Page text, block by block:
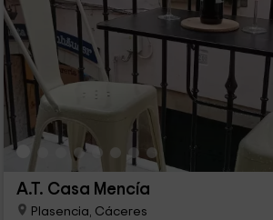
A.T. Casa Mencía
Plasencia, Cáceres